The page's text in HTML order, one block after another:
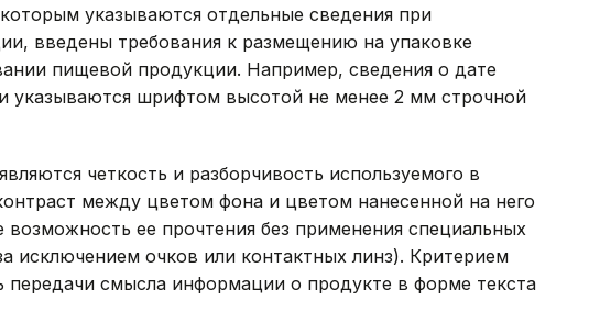
указываются отдельные сведения при
введены требования к размещению на упаковке
пищевой продукции. Например, сведения о дате
указываются шрифтом высотой не менее 2 мм строчной
четкость и разборчивость используемого в
между цветом фона и цветом нанесенной на него
ее прочтения без применения специальных
исключением очков или контактных линз). Критерием
передачи смысла информации о продукте в форме текста